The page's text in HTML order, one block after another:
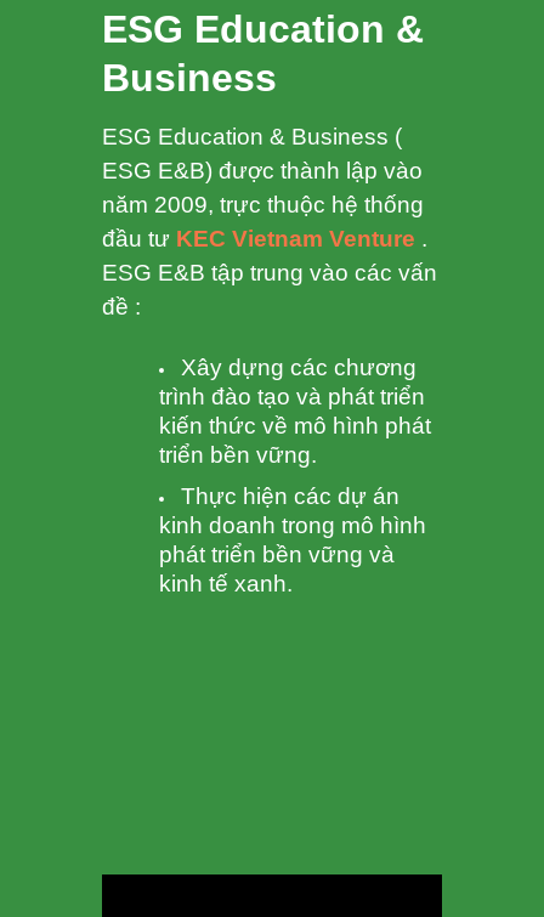
ESG Education &
Business
ESG Education & Business (
ESG E&B) được thành lập vào
năm 2009, trực thuộc hệ thống
đầu tư KEC Vietnam Venture .
ESG E&B tập trung vào các vấn
đề :
Xây dựng các chương
trình đào tạo và phát triển
kiến thức về mô hình phát
triển bền vững.
Thực hiện các dự án
kinh doanh trong mô hình
phát triển bền vững và
kinh tế xanh.